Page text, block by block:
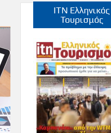
ITN Ελληνικός
Τουρισμός